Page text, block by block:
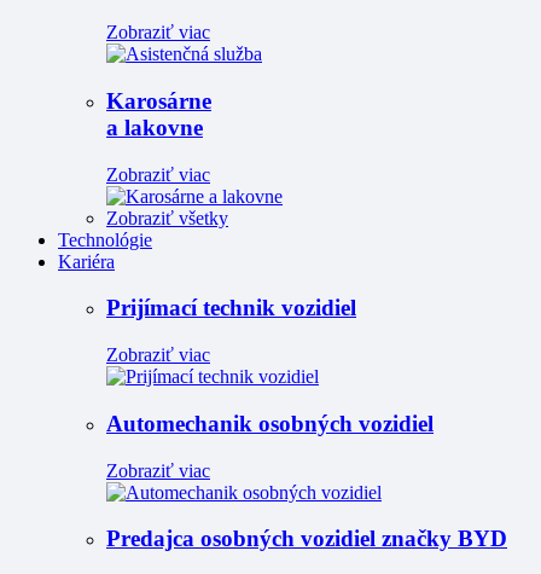
Zobraziť viac
Karosárne
a lakovne
Zobraziť viac
Zobraziť všetky
Technológie
Kariéra
Prijímací technik vozidiel
Zobraziť viac
Automechanik osobných vozidiel
Zobraziť viac
Predajca osobných vozidiel značky BYD